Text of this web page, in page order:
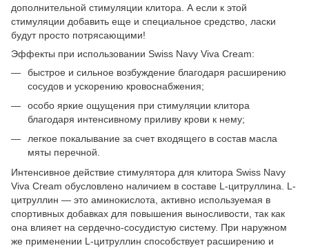
дополнительной стимуляции клитора. А если к этой
стимуляции добавить еще и специальное средство, ласки
будут просто потрясающими!
Эффекты при использовании Swiss Navy Viva Cream:
быстрое и сильное возбуждение благодаря расширению
сосудов и ускорению кровоснабжения;
особо яркие ощущения при стимуляции клитора
благодаря интенсивному приливу крови к нему;
легкое покалывание за счет входящего в состав масла
мяты перечной.
Интенсивное действие стимулятора для клитора Swiss Navy
Viva Cream обусловлено наличием в составе L-цитруллина. L-
цитруллин — это аминокислота, активно используемая в
спортивных добавках для повышения выносливости, так как
она влияет на сердечно-сосудистую систему. При наружном
же применении L-цитруллин способствует расширению и